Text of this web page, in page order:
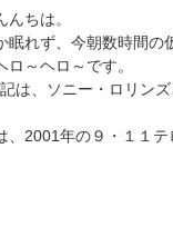
ちは。
眠れず、今朝数時間の
～ヘロ～です。
は、ソニー・ロリン
、2001年の９・１１